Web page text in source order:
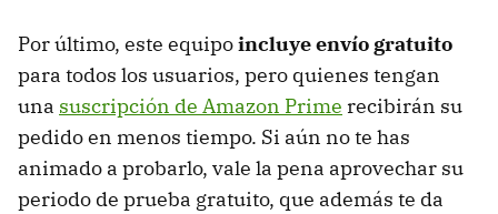
Por último, este equipoincluye envío gratuito
para todos los usuarios, pero quienes tengan
una suscripción de Amazon Prime recibirán su
pedido en menos tiempo. Si aún no te has
animado a probarlo, vale la pena aprovechar su
periodo de prueba gratuito, que además te da